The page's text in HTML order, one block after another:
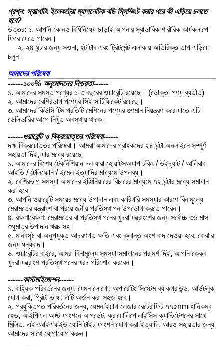
প্রশ্ন: স্কাল্পটিং ইলেকট্রো ম্যাগনেটিক বডি স্লিম্মিংট করার পরে কী এড়িয়ে চলতে
হবে?
উত্তর: ১. আপনি কোনও বিধিনিষেধ ছাড়াই আপনার স্বাভাবিক শারীরিক কার্যকলাপে
ফিরে যেতে পারেন।
২. ২৪ ঘন্টার জন্য সওনা, হট টাব এবং ট্রিটমেন্ট এলাকায় অতিরিক্ত তাপ এড়িয়ে
চলুন।
আমাদের পরিষেবা
------১০০% অনুমোদনের নিশ্চয়তা------
১. আমাদের সমস্ত পণ্যের ১-৩ বছরের ওয়ারেন্টি রয়েছে। (ভোক্তা পণ্য ব্যতীত)
২. আমাদের বেশিরভাগ পণ্যের সিই সার্টিফিকেট রয়েছে।
৩. আমাদের কিউসি টিম প্রতিটি মেশিনের পণ্যের গুণমান নিয়ন্ত্রণ করে যাতে এটি
ডেলিভারির আগে নিখুঁত অবস্থায় থাকে।
------ওয়ারেন্টি ও বিক্রয়োত্তর পরিষেবা------
দক্ষ বিক্রয়োত্তর পরিষেবা। আমরা আমাদের গ্রাহকদের ২৪ ঘন্টা অনলাইনে সম্পূর্ণ
সহায়তা দিই, যার মধ্যে রয়েছে
১. আমাদের বিশেষ টেকনিশিয়ান দল যারা হোয়াটসঅ্যাপ টকিং / উইচ্যাট / আলিবাবা
আইডি / টেলিফোন / ইমেল ইত্যাদির মাধ্যমে উপলব্ধ।
২. বেশিরভাগ সমস্যা আমাদের ইঞ্জিনিয়ারের বিচারের মাধ্যমে ৭২ ঘন্টার মধ্যে সমাধান
করা হবে।
৩. আপনি ওয়ারেন্টি সময়ের মধ্যে উপাদান এবং কারিগরি সমস্যার কারণে বিনামূল্যে
মেরামতের যন্ত্রাংশ বা প্রয়োজনীয় প্রতিস্থাপন উপভোগ করতে পারেন।
৪. রক্ষণাবেক্ষণ: মেরামতের বা প্রতিস্থাপনের খুচরা যন্ত্রাংশের জন্য সর্বোচ্চ ৩৬ মাস
শুধুমাত্র উপাদান খরচ সহ।
৫. মানবসৃষ্ট বা অনুপযুক্ত আচরণগত ক্ষতি এবং ক্লান্ত অংশ বাদ দেওয়া হবে, বোঝার
জন্য ধন্যবাদ।
৬. ওয়ারেন্টির বাইরে, আমরা বিনামূল্যে সমস্যা সমাধানের পরামর্শ দিই, আপনি কেবল
খুচরা যন্ত্রাংশ প্রতিস্থাপনের খরচ পরিশোধ করবেন।
------কাস্টমাইজেশন------
১. বাহ্যিক পরিবর্তনের জন্য, যেমন লোগো, অপারেটিং সিস্টেম ব্যাকগ্রাউন্ড, আউটলুক
যোগ করা, প্রিন্ট, ভাষা, এটি অর্জন করা সহজ হবে।
২. প্রযুক্তিগত পরিবর্তনের জন্য, যেমন ইয়াগ লেজার রেট্রোফিট ৭৭৫nm হানিকম্ব
হেড, আইপিএল অপ্ট ফাংশনে আপডেট, ক্রায়োলিপোলাইসিস ক্যাভিটেশনের সাথে
মিলিত, এইচআইএফইউ যোনি টাইট ফাংশন যোগ করা ইত্যাদি, আরও সহায়তার জন্য
আমাদের সাথে যোগাযোগ করুন।